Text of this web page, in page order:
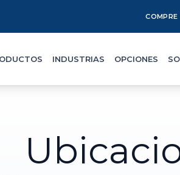
COMPRE
INDUSTRIAS OPCIONES